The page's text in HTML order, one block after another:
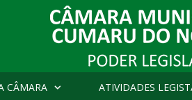
CÂMARA ATIVIDADES